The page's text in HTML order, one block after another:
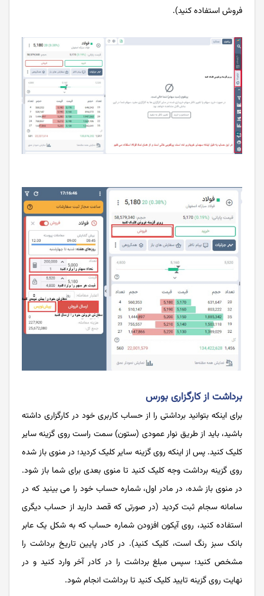
فروش استفاده کنید).
برداشت از کارگزاری بورس
برای اینکه بتوانید برداشتی را از حساب کاربری خود در کارگزاری داشته
باشید، باید از طریق نوار عمودی (ستون) سمت راست روی گزینه سایر
کلیک کنید. پس از اینکه روی گزینه سایر کلیک کردید؛ در منوی باز شده
روی گزینه برداشت وجه کلیک کنید تا منوی بعدی برای شما باز شود.
در منوی باز شده، در مادر اول، شماره حساب خود را می بینید که در
سامانه سجام ثبت کردید (در صورتی که قصد دارید از حساب دیگری
استفاده کنید، روی آیکون افزودن شماره حساب که به شکل یک عابر
بانک سبز رنگ است، کلیک کنید). در کادر پایین تاریخ برداشت را
مشخص کنید؛ سپس مبلغ برداشت را در کادر آخر وارد کنید و در
نهایت روی گزینه تایید کلیک کنید تا برداشت انجام شود.